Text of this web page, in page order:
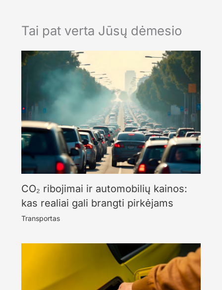
Tai pat verta Jūsų dėmesio
CO₂ ribojimai ir automobilių kainos:
kas realiai gali brangti pirkėjams
Transportas